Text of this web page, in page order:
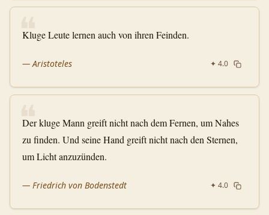
❝
Kluge Leute lernen auch von ihren Feinden.
—Aristoteles ✦ 4.0
❝
Der kluge Mann greift nicht nach dem Fernen, um Nahes
zu finden. Und seine Hand greift nicht nach den Sternen,
um Licht anzuzünden.
— Friedrich von Bodenstedt ✦ 4.0